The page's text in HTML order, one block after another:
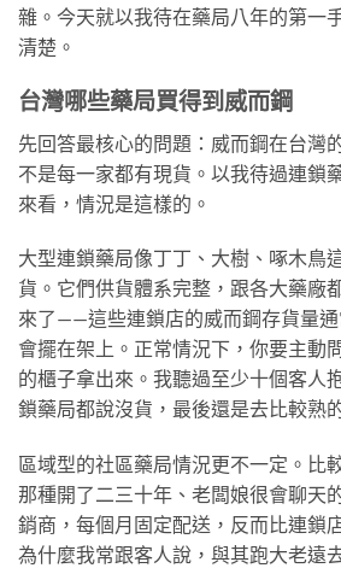
雜。今天就以我待在藥局八年的第一
清楚。
台灣哪些藥局買得到威而鋼
先回答最核心的問題：威而鋼在台灣
不是每一家都有現貨。以我待過連鎖
來看，情況是這樣的。
大型連鎖藥局像丁丁、大樹、啄木鳥
貨。它們供貨體系完整，跟各大藥廠
來了——這些連鎖店的威而鋼存貨量
會擺在架上。正常情況下，你要主動
的櫃子拿出來。我聽過至少十個客人
鎖藥局都說沒貨，最後還是去比較熟
區域型的社區藥局情況更不一定。比
那種開了二三十年、老闆娘很會聊天
銷商，每個月固定配送，反而比連鎖
為什麼我常跟客人說，與其跑大老遠